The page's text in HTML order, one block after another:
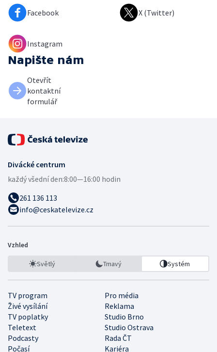
Facebook X (Twitter)
Instagram
Napište nám
Otevřít
kontaktní
formulář
Divácké centrum
každý všední den:8:00—16:00 hodin
261 136 113
info@ceskatelevize.cz
Vzhled
Světlý Tmavý Systém
TV program
Pro média
Živé vysílání
Reklama
TV poplatky
Studio Brno
Teletext
Studio Ostrava
Podcasty
Rada ČT
Počasí
Kariéra